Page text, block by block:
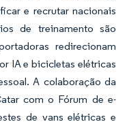
e recrutar nacionais
de treinamento são
redirecionam
IA e bicicletas elétricas
A colaboração da
com o Fórum de e-
de vans elétricas e